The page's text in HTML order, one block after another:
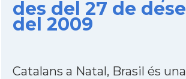
des del 27 de
del 2009
Catalans a Natal, Brasil és